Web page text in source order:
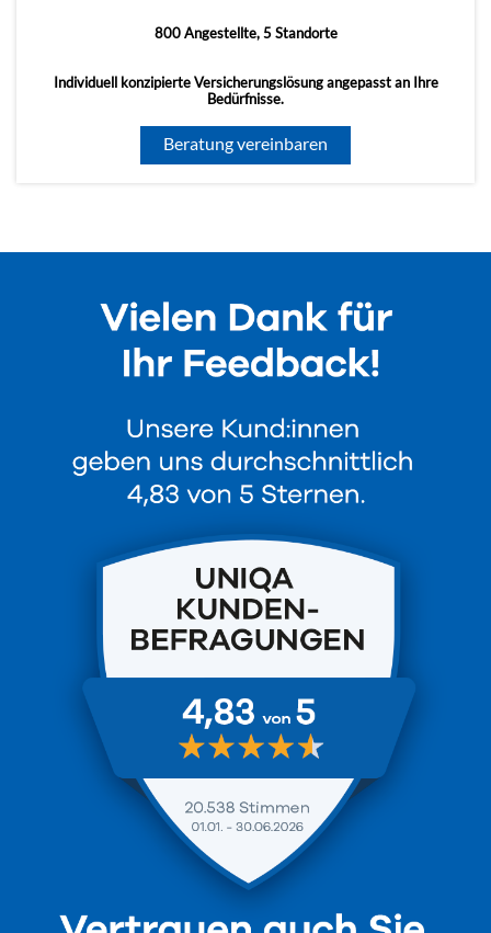
800 Angestellte, 5 Standorte
Individuell konzipierte Versicherungslösung angepasst an Ihre
Bedürfnisse.
Beratung vereinbaren